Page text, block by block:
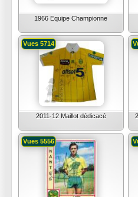
1966 Equipe Championne
2011-12 Maillot dédicacé
Vues 5714
Vues 5556